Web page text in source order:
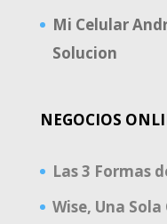
Mi Celular
Solucion
NEGOCIOS
Las 3 Formas
Wise, Una